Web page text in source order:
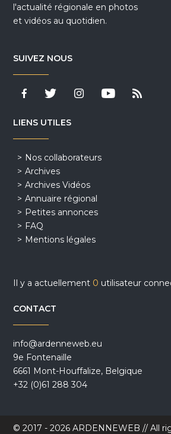
l'actualité régionale en photos
et vidéos au quotidien.
SUIVEZ NOUS
LIENS UTILES
Nos collaborateurs
Archives
Archives Vidéos
Annuaire régional
Petites annonces
FAQ
Mentions légales
Il y a actuellement 0 utilisateur
CONTACT
info@ardenneweb.eu
9e Fontenaille
6661 Mont-Houffalize, Belgique
+32 (0)61 288 304
© 2017 - 2026 ARDENNEWEB // All